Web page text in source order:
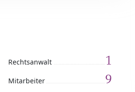
Rechtsanwalt 1
Mitarbeiter 9